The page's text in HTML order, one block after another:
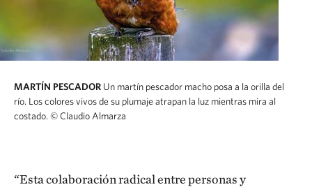
MARTÍN PESCADOR Un martín pescador macho posa a la orilla del
río. Los colores vivos de su plumaje atrapan la luz mientras mira al
costado. © Claudio Almarza
“Esta colaboración radical entre personas y